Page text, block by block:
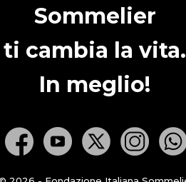
Sommelier
ti cambia la vita.
In meglio!